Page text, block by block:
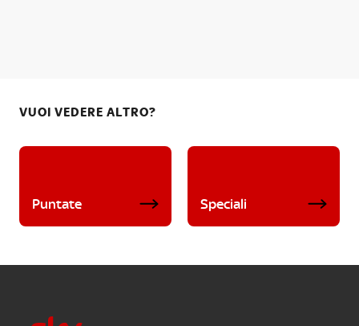
VUOI VEDERE ALTRO?
Puntate Speciali